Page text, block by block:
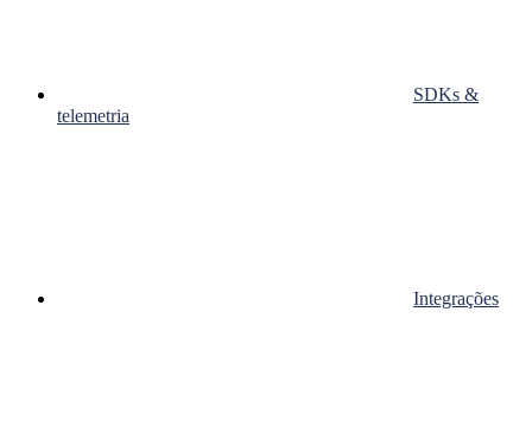
SDKs &
telemetria
Integrações